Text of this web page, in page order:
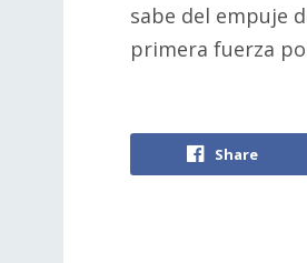
sabe del empuje
primera fuerza
Share